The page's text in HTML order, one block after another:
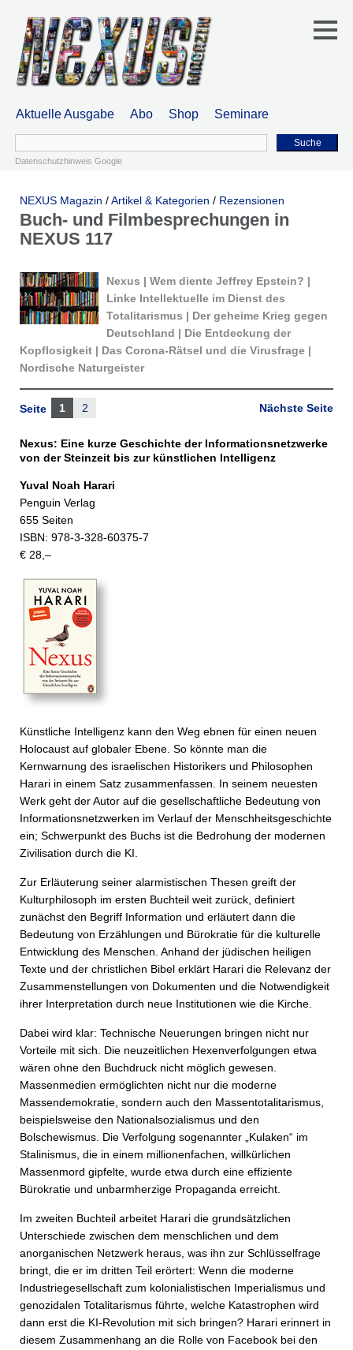
Aktuelle Ausgabe Abo Shop Seminare
Suche
Datenschutzhinweis Google
NEXUS Magazin /Artikel & Kategorien / Rezensionen
Buch- und Filmbesprechungen in
NEXUS 117
Nexus | Wem diente Jeffrey Epstein? |
Linke Intellektuelle im Dienst des
Totalitarismus | Der geheime Krieg gegen
Deutschland | Die Entdeckung der
Kopflosigkeit | Das Corona-Rätsel und die Virusfrage |
Nordische Naturgeister
Nächste Seite
Seite 1 2
Nexus: Eine kurze Geschichte der Informationsnetzwerke
von der Steinzeit bis zur künstlichen Intelligenz
Yuval Noah Harari
Penguin Verlag
655 Seiten
ISBN: 978-3-328-60375-7
€ 28,–
Künstliche Intelligenz kann den Weg ebnen für einen neuen
Holocaust auf globaler Ebene. So könnte man die
Kernwarnung des israelischen Historikers und Philosophen
Harari in einem Satz zusammenfassen. In seinem neuesten
Werk geht der Autor auf die gesellschaftliche Bedeutung von
Informationsnetzwerken im Verlauf der Menschheitsgeschichte
ein; Schwerpunkt des Buchs ist die Bedrohung der modernen
Zivilisation durch die KI.
Zur Erläuterung seiner alarmistischen Thesen greift der
Kulturphilosoph im ersten Buchteil weit zurück, definiert
zunächst den Begriff Information und erläutert dann die
Bedeutung von Erzählungen und Bürokratie für die kulturelle
Entwicklung des Menschen. Anhand der jüdischen heiligen
Texte und der christlichen Bibel erklärt Harari die Relevanz der
Zusammenstellungen von Dokumenten und die Notwendigkeit
ihrer Interpretation durch neue Insti­tutionen wie die Kirche.
Dabei wird klar: Technische Neuerungen bringen nicht nur
Vorteile mit sich. Die neuzeitlichen Hexenverfolgungen etwa
wären ohne den Buchdruck nicht möglich gewesen.
Massenmedien ermöglichten nicht nur die moderne
Massendemokratie, sondern auch den Massentotalitarismus,
beispielsweise den Nationalsozialismus und den
Bolschewismus. Die Verfolgung sogenannter „Kulaken“ im
Stalinismus, die in einem millionenfachen, willkürlichen
Massenmord gipfelte, wurde etwa durch eine effiziente
Bürokratie und unbarmherzige Propaganda erreicht.
Im zweiten Buchteil arbeitet Harari die grundsätzlichen
Unterschiede zwischen dem menschlichen und dem
anorganischen Netzwerk heraus, was ihn zur Schlüsselfrage
bringt, die er im dritten Teil erörtert: Wenn die moderne
Industriegesellschaft zum kolonialistischen Imperialismus und
genozidalen Totalitarismus führte, welche Katastrophen wird
dann erst die KI-Revolution mit sich bringen? Harari erinnert in
diesem Zusammenhang an die Rolle von Facebook bei den